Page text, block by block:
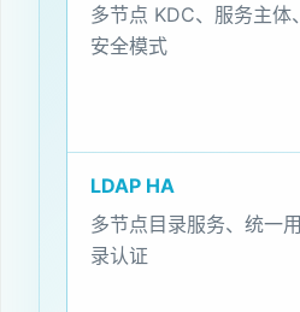
多节点 KDC、服务主
安全模式
LDAP HA
多节点目录服务、统一
录认证